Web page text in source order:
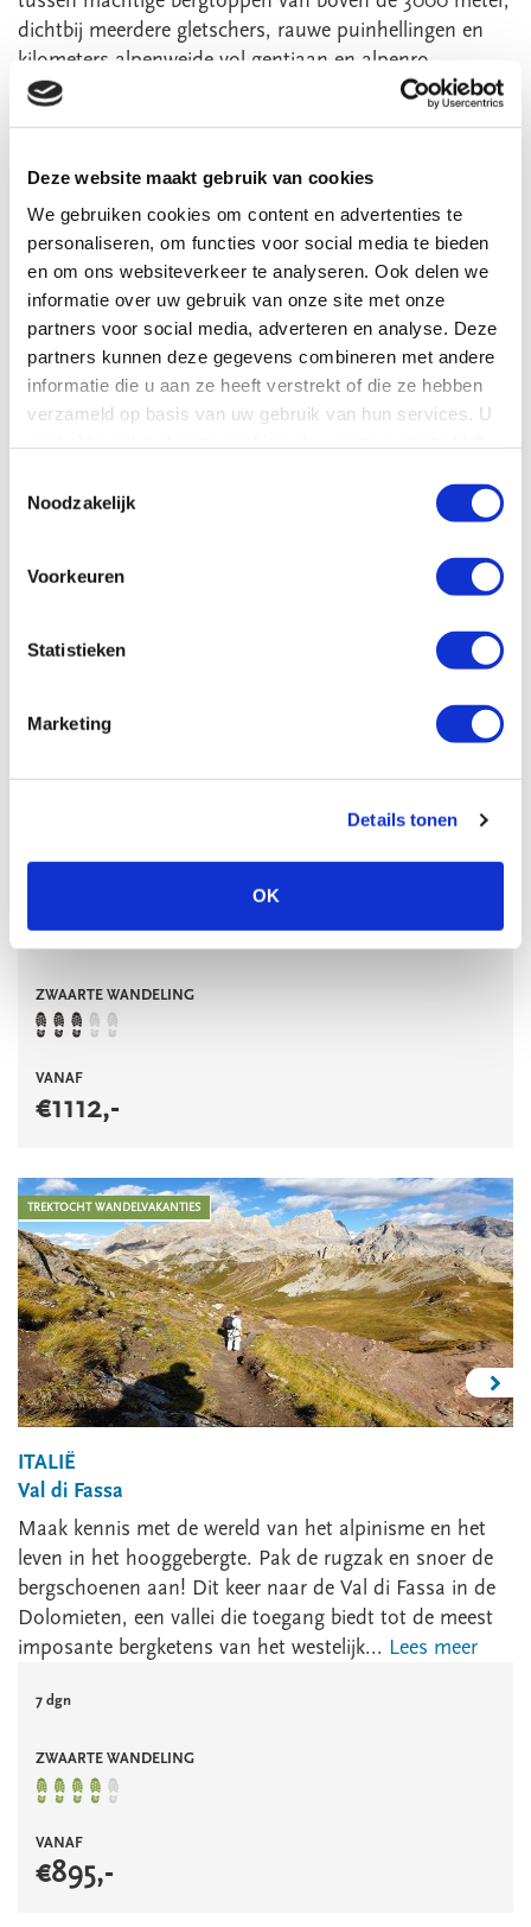
Deze website maakt gebruik van cookies
We gebruiken cookies om content en advertenties te
personaliseren, om functies voor social media te bieden
en om ons websiteverkeer te analyseren. Ook delen we
informatie over uw gebruik van onze site met onze
partners voor social media, adverteren en analyse. Deze
partners kunnen deze gegevens combineren met andere
informatie die u aan ze heeft verstrekt of die ze hebben
verzameld op basis van uw gebruik van hun services. U
Noodzakelijk
Voorkeuren
Statistieken
Marketing
Details tonen
OK
dichtbij meerdere gletschers, rauwe puinhellingen en
kilometers alpenweide vol gentiaan en alpenro...
Lees meer
€987,-
TREKTOCHT WANDELVAKANTIES
Dit is een spannende trektocht in het moeilijk
pakdieren volgeladen met tonnen sigaretten, suiker en
7 dgn
ZWAARTE WANDELING
VANAF
€1112,-
TREKTOCHT WANDELVAKANTIES
ITALIË
Val di Fassa
Maak kennis met de wereld van het alpinisme en het
leven in het hooggebergte. Pak de rugzak en snoer de
bergschoenen aan! Dit keer naar de Val di Fassa in de
Dolomieten, een vallei die toegang biedt tot de meest
imposante bergketens van het westelijk... Lees meer
7 dgn
ZWAARTE WANDELING
VANAF
€895,-